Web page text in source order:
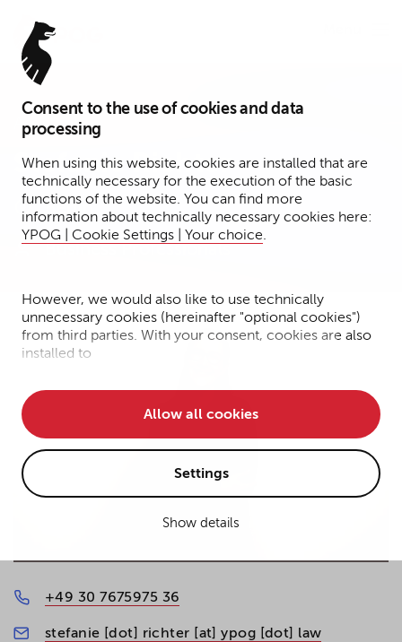
Consent to the use of cookies and data
processing
When using this website, cookies are installed that are
technically necessary for the execution of the basic
functions of the website. You can find more
information about technically necessary cookies here:
YPOG | Cookie Settings | Your choice.
However, we would also like to use technically
unnecessary cookies (hereinafter "optional cookies")
from third parties. With your consent, cookies are also
installed to
• improve the functionality of the website and
• Track your online behavior for targeted advertising
purposes.
Allow all cookies
Settings
Show details
Assistant
Stefanie Richter
Berlin
+49 30 7675975 36
stefanie [dot] richter [at] ypog [dot] law